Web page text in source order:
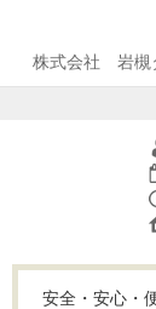
株式会社 岩槻
安全・安心・